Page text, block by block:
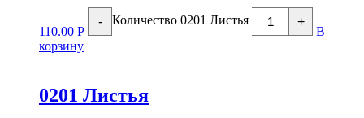
110.00 Р
- Количество 0201 Листья +
В
корзину
0201 Листья